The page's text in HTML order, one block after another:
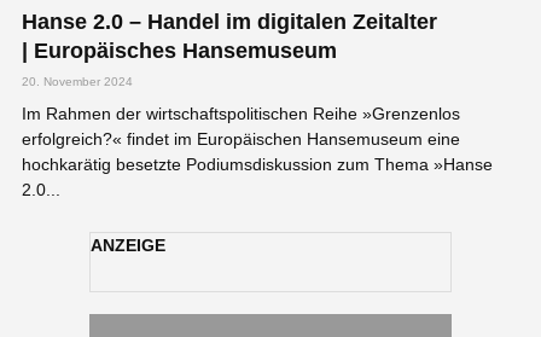
Hanse 2.0 – Handel im digitalen Zeitalter
| Europäisches Hansemuseum
20. November 2024
Im Rahmen der wirtschaftspolitischen Reihe »Grenzenlos
erfolgreich?« findet im Europäischen Hansemuseum eine
hochkarätig besetzte Podiumsdiskussion zum Thema »Hanse
2.0...
ANZEIGE